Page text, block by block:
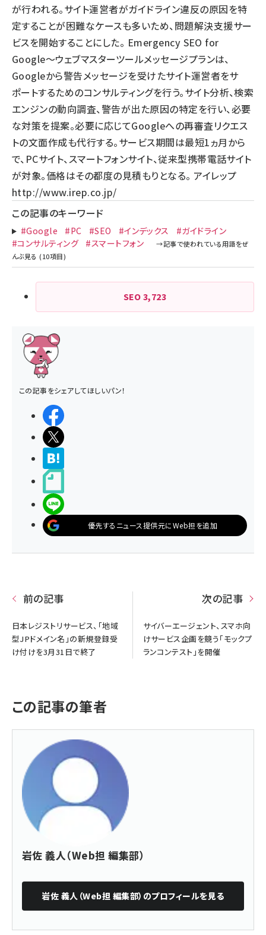
が行われる。サイト運営者がガイドライン違反の原因を特
定することが困難なケースも多いため、問題解決支援サー
ビスを開始することにした。 Emergency SEO for
Google～ウェブマスターツールメッセージプランは、
Googleから警告メッセージを受けたサイト運営者をサ
ポートするためのコンサルティングを行う。サイト分析、検索
エンジンの動向調査、警告が出た原因の特定を行い、必要
な対策を提案。必要に応じてGoogleへの再審査リクエス
トの文面作成も代行する。サービス期間は最短1ヵ月から
で、PCサイト、スマートフォンサイト、従来型携帯電話サイト
が対象。価格はその都度の見積もりとなる。 アイレップ
http://www.irep.co.jp/
この記事のキーワード
#Google #PC #SEO #インデックス
#ガイドライン
#コンサルティング
#スマートフォン
SEO 3,723
この記事をシェアしてほしいパン！
優先するニュース提供元にWeb担を追加
前の記事
日本レジストリサービス、「地域
型JPドメイン名」の新規登録受
け付けを3月31日で終了
次の記事
サイバーエージェント、スマホ向
けサービス企画を競う「モックプ
ランコンテスト」を開催
この記事の筆者
岩佐 義人（Web担 編集部）
岩佐 義人（Web担 編集部） のプロフィールを見る